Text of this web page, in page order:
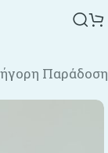
Παράδοση